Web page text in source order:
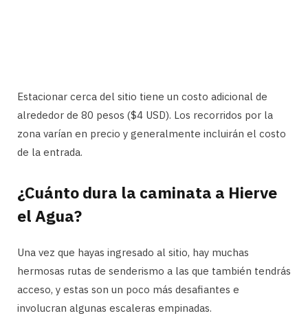
Estacionar cerca del sitio tiene un costo adicional de
alrededor de 80 pesos ($4 USD). Los recorridos por la
zona varían en precio y generalmente incluirán el costo
de la entrada.
¿Cuánto dura la caminata a Hierve
el Agua?
Una vez que hayas ingresado al sitio, hay muchas
hermosas rutas de senderismo a las que también tendrás
acceso, y estas son un poco más desafiantes e
involucran algunas escaleras empinadas.